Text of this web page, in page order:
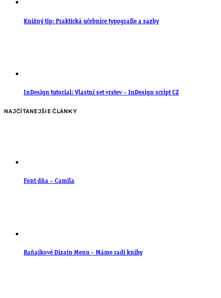
Knižný tip: Praktická učebnice typografie a sazby
InDesign tutorial: Vlastní set vrstev – InDesign script CZ
NAJČÍTANEJŠIE ČLÁNKY
Font dňa – Camila
Raňajkové Dizajn Menu – Máme radi knihy